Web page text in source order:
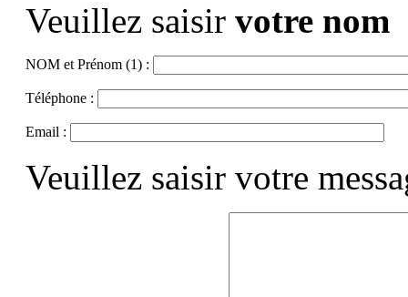
Veuillez saisir votre nom
NOM et Prénom (1) :
Téléphone :
Email :
Veuillez saisir votre